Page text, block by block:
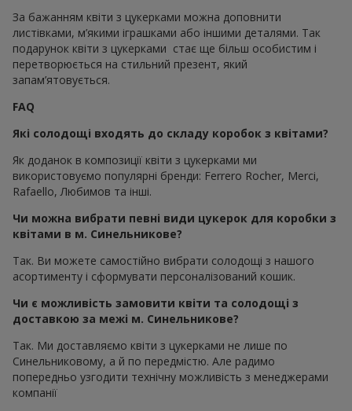
За бажанням квіти з цукерками можна доповнити
листівками, м’якими іграшками або іншими деталями. Так
подарунок квіти з цукерками стає ще більш особистим і
перетворюється на стильний презент, який
запам’ятовується.
FAQ
Які солодощі входять до складу коробок з квітами?
Як доданок в композиції квіти з цукерками ми
використовуємо популярні бренди: Ferrero Rocher, Merci,
Rafaello, Любимов та інші.
Чи можна вибрати певні види цукерок для коробки з
квітами в м. Синельникове?
Так. Ви можете самостійно вибрати солодощі з нашого
асортименту і сформувати персоналізований кошик.
Чи є можливість замовити квіти та солодощі з
доставкою за межі м. Синельникове?
Так. Ми доставляємо квіти з цукерками не лише по
Синельниковому, а й по передмістю. Але радимо
попередньо узгодити технічну можливість з менеджерами
компанії